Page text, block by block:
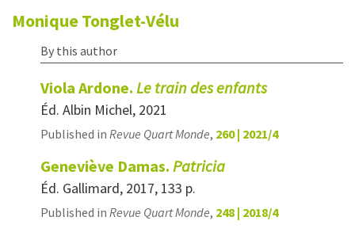
MoniqueTonglet-Vélu
By this author
Viola Ardone. Le train des enfants
Éd. Albin Michel, 2021
Published in Revue Quart Monde, 260 | 2021/4
Geneviève Damas. Patricia
Éd. Gallimard, 2017, 133 p.
Published in Revue Quart Monde, 248 | 2018/4